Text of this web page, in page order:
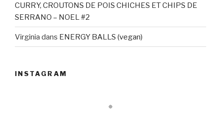
CURRY, CROUTONS DE POIS CHICHES ET CHIPS DE
SERRANO – NOEL #2
Virginia dans ENERGY BALLS (vegan)
INSTAGRAM